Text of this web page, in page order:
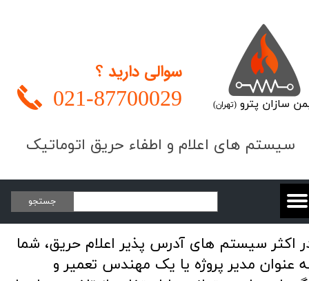
​​​سیستم های اعلام و اطفاء حریق اتوماتیک
سازان پترو(تهران)
سوالی دارید ؟
021-87700029
جستجو
اکثر سیستم های آدرس پذیر اعلام حریق، شما
عنوان مدیر پروژه یا یک مهندس تعمیر و